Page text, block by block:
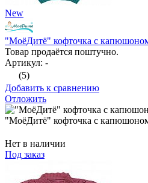
New
"МоёДитё" кофточка с
Товар продаётся поштучно.
Артикул: -
(5)
Добавить к сравнению
Отложить
"МоёДитё" кофточка с
Нет в наличии
Под заказ